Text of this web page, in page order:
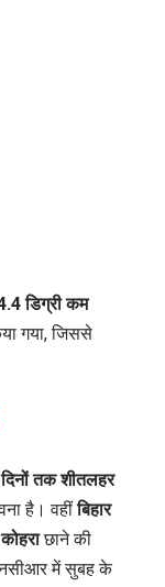
डिग्री कम
गया, जिससे
तक शीतलहर
है। वहींबिहार
छाने की
में सुबह के